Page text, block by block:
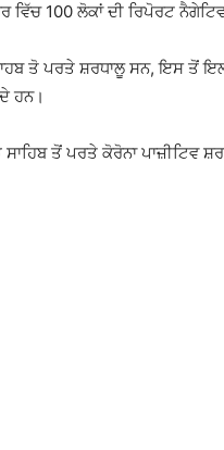
100 ਲੋਕਾਂ ਦੀ ਰਿਪੋਰਟ
ਤੋ ਪਰਤੇ ਸ਼ਰਧਾਲੂ ਸਨ, ਇਸ ਤੋਂ
ਹਨ।
ਤੋਂ ਪਰਤੇ ਕੋਰੋਨਾ ਪਾਜ਼ੀਟਿਵ